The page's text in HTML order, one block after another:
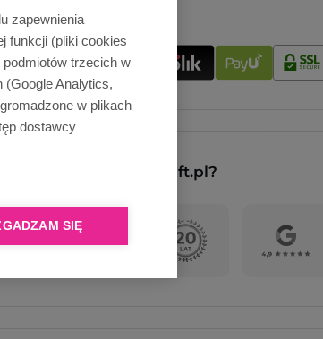
zapewnienia
funkcji (pliki cookies
podmiotów trzecich w
Analytics,
w plikach
dostawcy
SIĘ
dostawa
Dlaczego OpenGift.pl?